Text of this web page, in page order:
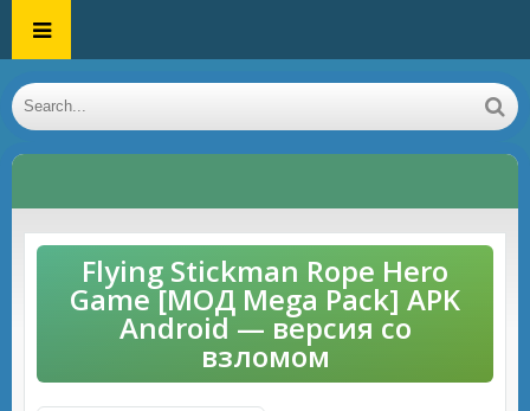
Flying Stickman Rope Hero
Game [МОД Mega Pack] APK
Android — версия со
взломом